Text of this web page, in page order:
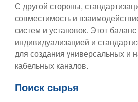
С другой стороны,
совместимость и
систем и установок. Этот
индивидуализацией и
для создания универсальных и
кабельных каналов.
Поиск сырья